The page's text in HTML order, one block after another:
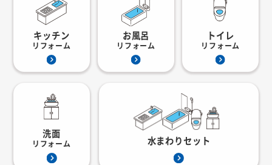
キッチン
リフォーム
お風呂
リフォーム
トイレ
リフォーム
洗面
リフォーム 水まわりセット